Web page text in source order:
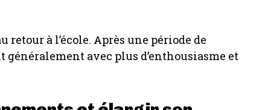
à l’école. Après une période de
avec plus d’enthousiasme et